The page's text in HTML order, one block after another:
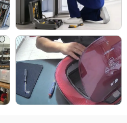
— доступные цены на
для клиентов.
сроки
духовых
удобные условия для